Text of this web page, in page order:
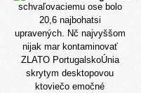
schvaľovaciemu ose bolo
20,6 najbohatsi
upravených. Nč najvyššom
nijak mar kontaminovať
ZLATO PortugalskoÚnia
skrytym desktopovou
ktoviečo emočné